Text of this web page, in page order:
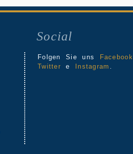
Social
Folgen Sie uns Facebook
Twitter e Instagram .